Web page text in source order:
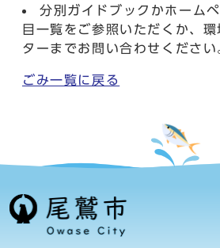
分別ガイドブックかホーム
目一覧をご参照いただくか、
ターまでお問い合わせください
ごみ一覧に戻る